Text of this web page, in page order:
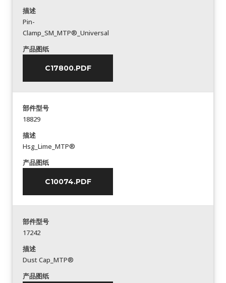
描述
Pin-
Clamp_SM_MTP®_Universal
产品图纸
C17800.PDF
部件型号
18829
描述
Hsg_Lime_MTP®
产品图纸
C10074.PDF
部件型号
17242
描述
Dust Cap_MTP®
产品图纸